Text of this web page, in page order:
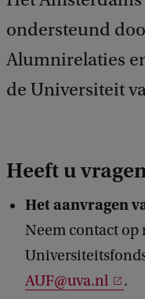
ondersteund
Alumnirelaties
de Universiteit
Heeft u
Het aanvragen
Neem contact op
AUF@uva.nl
.